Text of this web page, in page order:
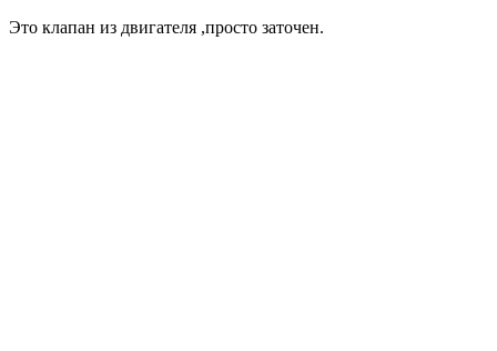
Это клапан из двигателя ,просто заточен.